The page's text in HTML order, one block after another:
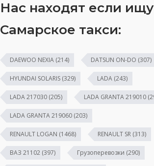
Нас находят если
Самарское такси:
DAEWOO NEXIA(214) DATSUN ON-DO (307)
HYUNDAI SOLARIS(329) LADA(243)
LADA 217030(205) LADA GRANTA 219010
LADA GRANTA 219060(203)
RENAULT LOGAN (1468) RENAULT SR(313)
ВАЗ 21102(397) Грузоперевозки (290)